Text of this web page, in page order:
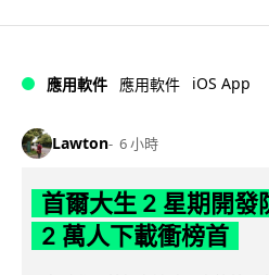
應用軟件 應用軟件 iOS App
Lawton 6 小時
首爾大生 2 星期開發
2 萬人下載衝榜首